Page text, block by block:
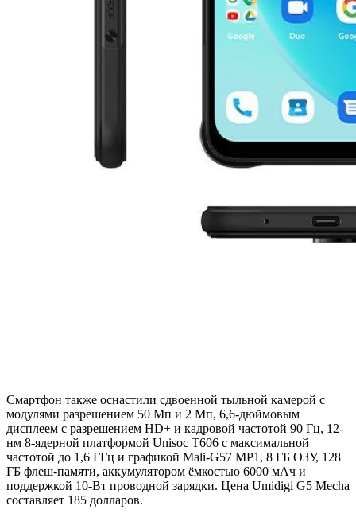
Смартфон также оснастили сдвоенной тыльной камерой с
модулями разрешением 50 Мп и 2 Мп, 6,6-дюймовым
дисплеем с разрешением HD+ и кадровой частотой 90 Гц, 12-
нм 8-ядерной платформой Unisoc T606 с максимальной
частотой до 1,6 ГГц и графикой Mali-G57 MP1, 8 ГБ ОЗУ, 128
ГБ флеш-памяти, аккумулятором ёмкостью 6000 мАч и
поддержкой 10-Вт проводной зарядки. Цена Umidigi G5 Mecha
составляет 185 долларов.